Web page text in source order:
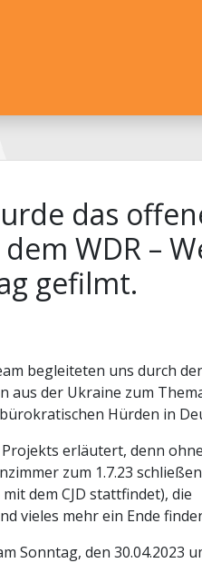
das
WDR –
gefilmt.
begleiteten uns durch
aus der Ukraine zum
Hürden in
erläutert, denn
zum 1.7.23
dem CJD stattfindet), die
vieles mehr ein Ende
Sonntag, den 30.04.2023